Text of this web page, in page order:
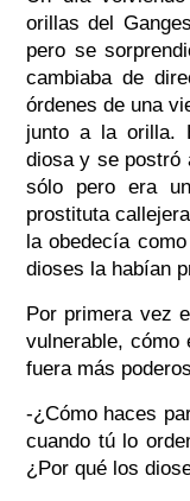
orillas del
pero se
cambiaba de
órdenes de una
junto a la orilla.
diosa y se postró
sólo pero era
prostituta
la obedecía
dioses la habían
Por primera vez
vulnerable, cómo
fuera más
-¿Cómo haces
cuando tú lo
¿Por qué los